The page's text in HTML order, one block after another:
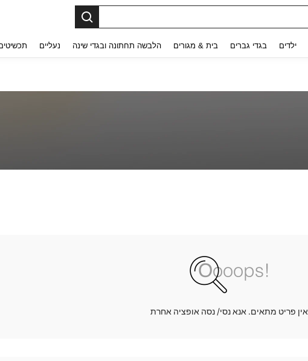
ילדים בגדי גברים בית & מגורים הלבשה תחתונה ובגדי שינה נעליים
אין פריט מתאים. אנא נסי/ נסה אופציה אחרת